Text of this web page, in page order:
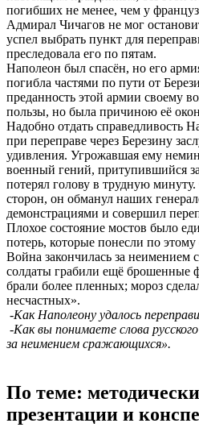
погибших не менее, чем у
Адмирал Чичагов не мог
успел выбрать пункт для
преследовала его по пятам.
Наполеон был спасён, но его
погибла частями по пути от
преданность этой армии своему
пользы, но была причиною её
Надобно отдать справедливость
при переправе через Березину
удивления. Угрожавшая ему
военный гений, притупившийся
потерял голову в трудную
сторон, он обманул наших
демонстрациями и совершил
Плохое состояние мостов было
потерь, которые понесли по
Война закончилась за неимением
солдаты грабили ещё брошенные
брали более пленных; мороз
несчастных».
-Как Наполеону удалось
-Как вы понимаете слова
за неимением сражающихся».
По теме:
презентации и